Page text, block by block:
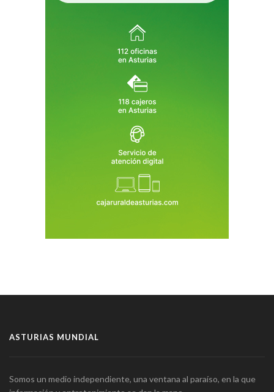
ASTURIAS MUNDIAL
Somos un medio independiente, una ventana al paraíso, en la que